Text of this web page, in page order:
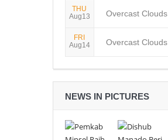
THU
Aug13
Overcast Clouds
FRI
Aug14
Overcast Clouds
NEWS IN PICTURES